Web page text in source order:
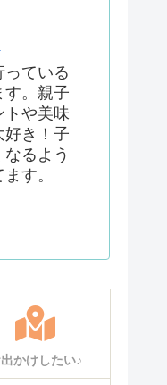
っている
す。親子
トや美味
好き！子
るよう
す。
かけしたい♪